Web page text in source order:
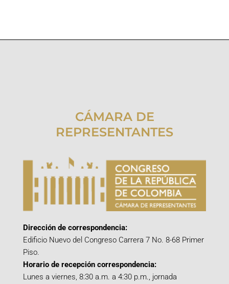
CÁMARA DE
REPRESENTANTES
Dirección de correspondencia:
Edificio Nuevo del Congreso Carrera 7 No. 8-68 Primer
Piso.
Horario de recepción correspondencia:
Lunes a viernes, 8:30 a.m. a 4:30 p.m., jornada